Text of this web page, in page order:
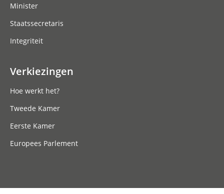
Minister
Staatssecretaris
Integriteit
Verkiezingen
Hoe werkt het?
Tweede Kamer
Eerste Kamer
Europees Parlement